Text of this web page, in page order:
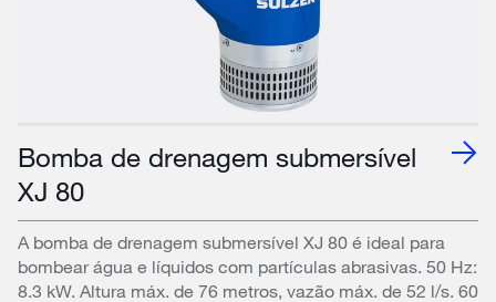
Bomba de drenagem submersível
XJ 80
A bomba de drenagem submersível XJ 80 é ideal para
bombear água e líquidos com partículas abrasivas. 50 Hz:
8.3 kW. Altura máx. de 76 metros, vazão máx. de 52 l/s. 60